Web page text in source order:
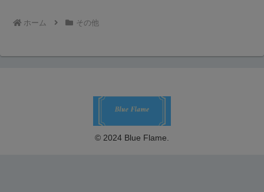
ホーム その他
© 2024 Blue Flame.